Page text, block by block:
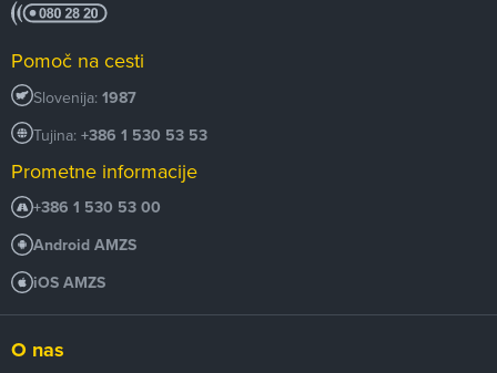
Pomoč na cesti
Slovenija: 1987
Tujina: +386 1 530 53 53
Prometne informacije
+386 1 530 53 00
Android AMZS
iOS AMZS
O nas